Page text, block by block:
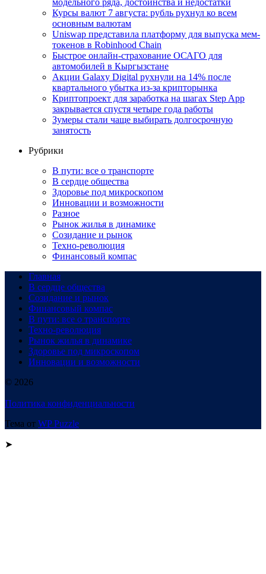
Курсы валют 7 августа: рубль рухнул ко всем
основным валютам
Uniswap представила платформу для выпуска мем-
токенов в Robinhood Chain
Быстрое онлайн-страхование ОСАГО для
автомобилей в Кыргызстане
Акции Galaxy Digital рухнули на 14% после
квартального убытка из-за крипторынка
Криптопроект для заработка на шагах Step App
закрывается спустя четыре года работы
Зумеры стали чаще выбирать долгосрочную
занятость
Рубрики
В пути: все о транспорте
В сердце общества
Здоровье под микроскопом
Инновации и возможности
Разное
Рынок жилья в динамике
Созидание и рынок
Техно-революция
Финансовый компас
Главная
В сердце общества
Созидание и рынок
Финансовый компас
В пути: все о транспорте
Техно-революция
Рынок жилья в динамике
Здоровье под микроскопом
Инновации и возможности
© 2026
Политика конфиденциальности
Тема от WP Puzzle
➤